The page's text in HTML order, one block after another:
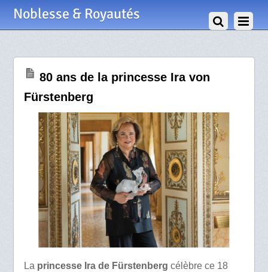
Noblesse & Royautés
80 ans de la princesse Ira von
Fürstenberg
La princesse Ira de Fürstenberg célèbre ce 18